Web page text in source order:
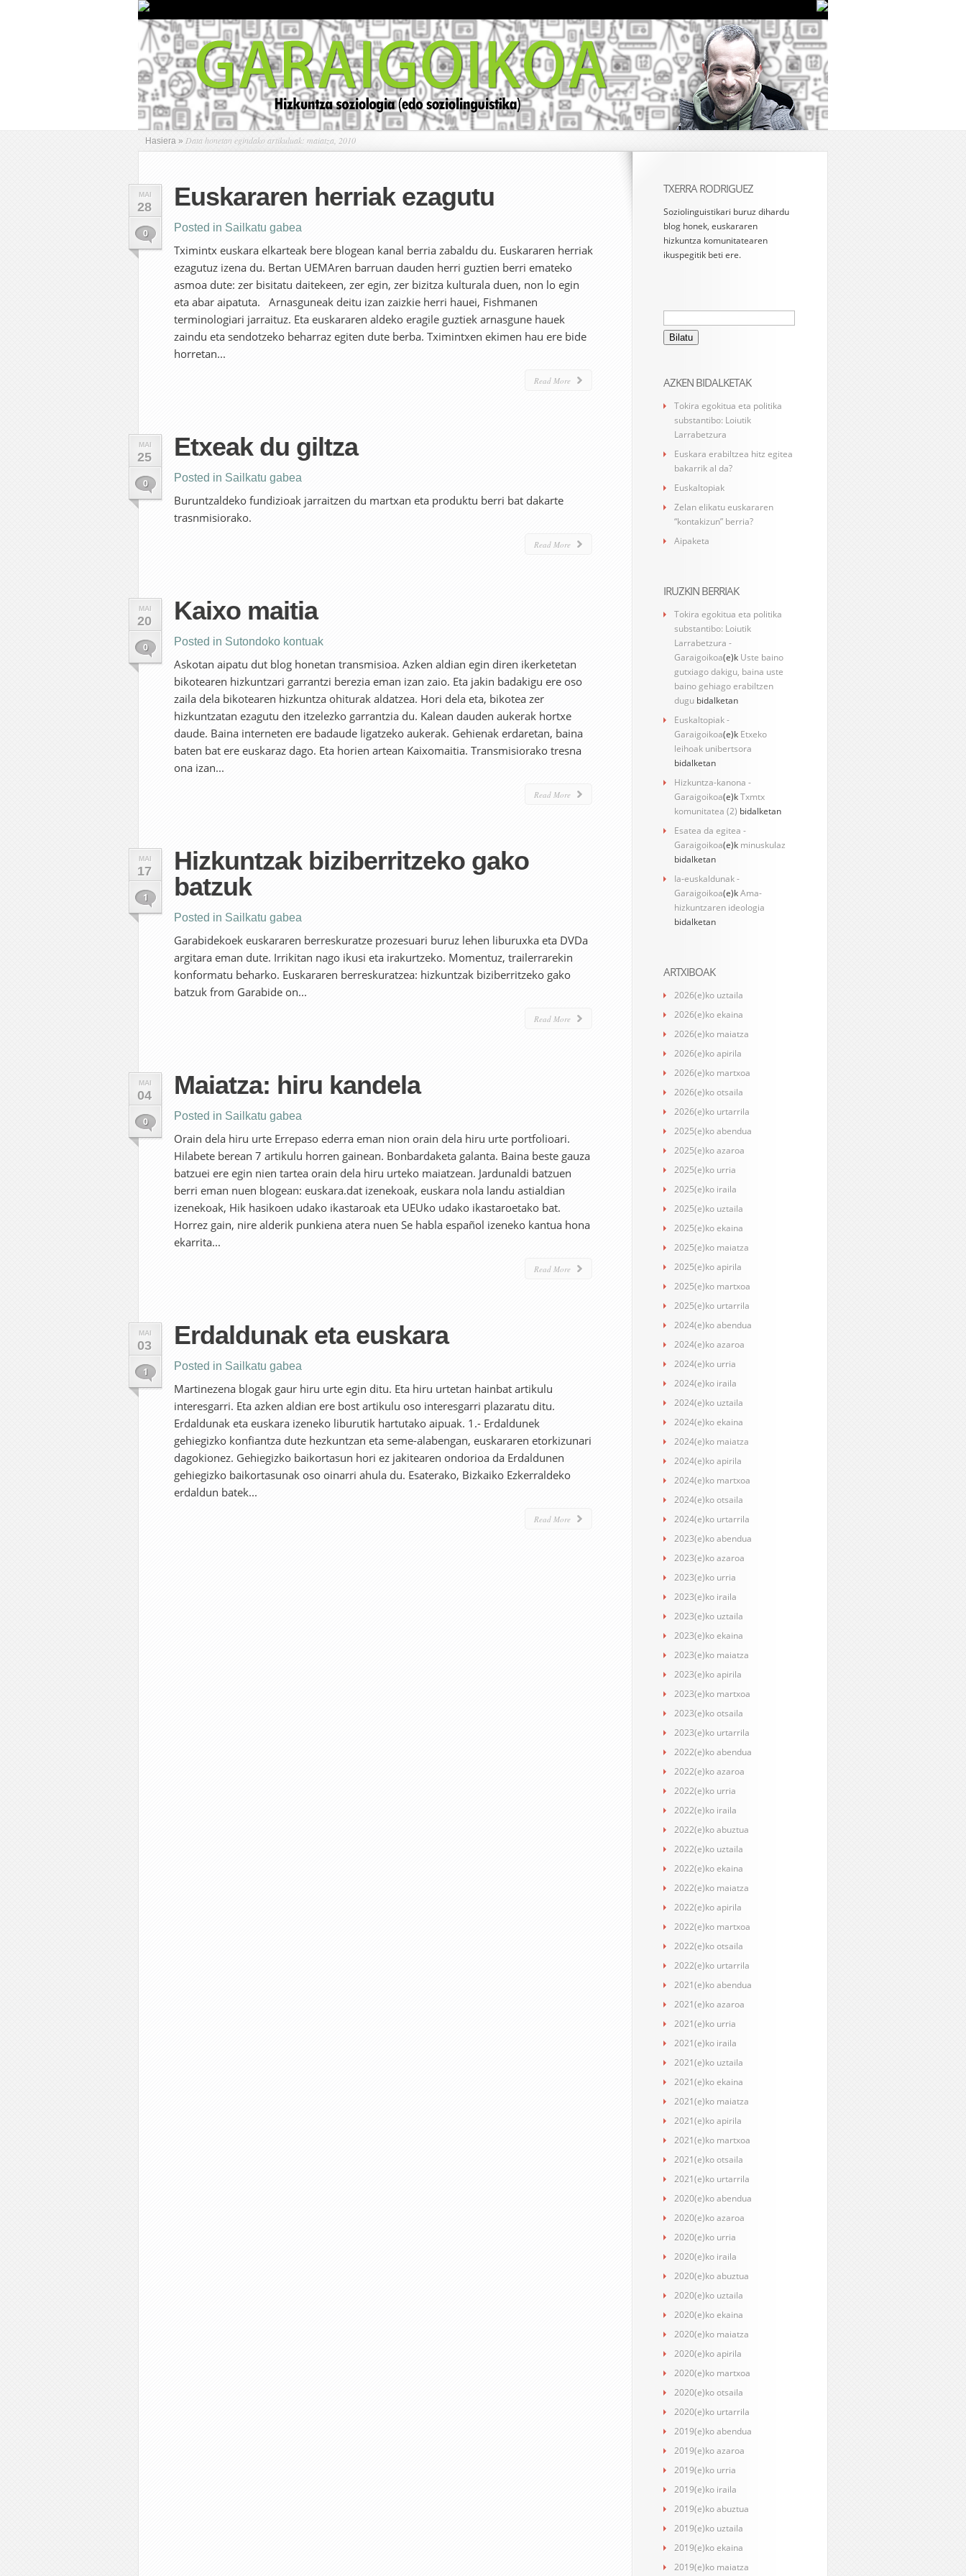
Hasiera » Data honetan egindako artikuluak: maiatza, 2010
MAI
28
0
Euskararen herriak ezagutu
Posted in Sailkatu gabea
Tximintx euskara elkarteak bere blogean kanal berria zabaldu du. Euskararen herriak
ezagutuz izena du. Bertan UEMAren barruan dauden herri guztien berri emateko
asmoa dute: zer bisitatu daitekeen, zer egin, zer bizitza kulturala duen, non lo egin
eta abar aipatuta. Arnasguneak deitu izan zaizkie herri hauei, Fishmanen
terminologiari jarraituz. Eta euskararen aldeko eragile guztiek arnasgune hauek
zaindu eta sendotzeko beharraz egiten dute berba. Tximintxen ekimen hau ere bide
horretan...
Read More
MAI
25
0
Etxeak du giltza
Posted in Sailkatu gabea
Buruntzaldeko fundizioak jarraitzen du martxan eta produktu berri bat dakarte
trasnmisiorako.
Read More
MAI
20
0
Kaixo maitia
Posted in Sutondoko kontuak
Askotan aipatu dut blog honetan transmisioa. Azken aldian egin diren ikerketetan
bikotearen hizkuntzari garrantzi berezia eman izan zaio. Eta jakin badakigu ere oso
zaila dela bikotearen hizkuntza ohiturak aldatzea. Hori dela eta, bikotea zer
hizkuntzatan ezagutu den itzelezko garrantzia du. Kalean dauden aukerak hortxe
daude. Baina interneten ere badaude ligatzeko aukerak. Gehienak erdaretan, baina
baten bat ere euskaraz dago. Eta horien artean Kaixomaitia. Transmisiorako tresna
ona izan...
Read More
MAI
17
1
Hizkuntzak biziberritzeko gako
batzuk
Posted in Sailkatu gabea
Garabidekoek euskararen berreskuratze prozesuari buruz lehen liburuxka eta DVDa
argitara eman dute. Irrikitan nago ikusi eta irakurtzeko. Momentuz, trailerrarekin
konformatu beharko. Euskararen berreskuratzea: hizkuntzak biziberritzeko gako
batzuk from Garabide on...
Read More
MAI
04
0
Maiatza: hiru kandela
Posted in Sailkatu gabea
Orain dela hiru urte Errepaso ederra eman nion orain dela hiru urte portfolioari.
Hilabete berean 7 artikulu horren gainean. Bonbardaketa galanta. Baina beste gauza
batzuei ere egin nien tartea orain dela hiru urteko maiatzean. Jardunaldi batzuen
berri eman nuen blogean: euskara.dat izenekoak, euskara nola landu astialdian
izenekoak, Hik hasikoen udako ikastaroak eta UEUko udako ikastaroetako bat.
Horrez gain, nire alderik punkiena atera nuen Se habla español izeneko kantua hona
ekarrita...
Read More
MAI
03
1
Erdaldunak eta euskara
Posted in Sailkatu gabea
Martinezena blogak gaur hiru urte egin ditu. Eta hiru urtetan hainbat artikulu
interesgarri. Eta azken aldian ere bost artikulu oso interesgarri plazaratu ditu.
Erdaldunak eta euskara izeneko liburutik hartutako aipuak. 1.- Erdaldunek
gehiegizko konfiantza dute hezkuntzan eta seme-alabengan, euskararen etorkizunari
dagokionez. Gehiegizko baikortasun hori ez jakitearen ondorioa da Erdaldunen
gehiegizko baikortasunak oso oinarri ahula du. Esaterako, Bizkaiko Ezkerraldeko
erdaldun batek...
Read More
TXERRA RODRIGUEZ
Soziolinguistikari buruz dihardu
blog honek, euskararen
hizkuntza komunitatearen
ikuspegitik beti ere.
Bilatu:
AZKEN BIDALKETAK
Tokira egokitua eta politika
substantibo: Loiutik
Larrabetzura
Euskara erabiltzea hitz egitea
bakarrik al da?
Euskaltopiak
Zelan elikatu euskararen
“kontakizun” berria?
Aipaketa
IRUZKIN BERRIAK
Tokira egokitua eta politika
substantibo: Loiutik
Larrabetzura -
Garaigoikoa(e)k Uste baino
gutxiago dakigu, baina uste
baino gehiago erabiltzen
dugu bidalketan
Euskaltopiak -
Garaigoikoa(e)k Etxeko
leihoak unibertsora
bidalketan
Hizkuntza-kanona -
Garaigoikoa(e)kTxmtx
komunitatea (2) bidalketan
Esatea da egitea -
Garaigoikoa(e)k minuskulaz
bidalketan
Ia-euskaldunak -
Garaigoikoa(e)kAma-
hizkuntzaren ideologia
bidalketan
ARTXIBOAK
2026(e)ko uztaila
2026(e)ko ekaina
2026(e)ko maiatza
2026(e)ko apirila
2026(e)ko martxoa
2026(e)ko otsaila
2026(e)ko urtarrila
2025(e)ko abendua
2025(e)ko azaroa
2025(e)ko urria
2025(e)ko iraila
2025(e)ko uztaila
2025(e)ko ekaina
2025(e)ko maiatza
2025(e)ko apirila
2025(e)ko martxoa
2025(e)ko urtarrila
2024(e)ko abendua
2024(e)ko azaroa
2024(e)ko urria
2024(e)ko iraila
2024(e)ko uztaila
2024(e)ko ekaina
2024(e)ko maiatza
2024(e)ko apirila
2024(e)ko martxoa
2024(e)ko otsaila
2024(e)ko urtarrila
2023(e)ko abendua
2023(e)ko azaroa
2023(e)ko urria
2023(e)ko iraila
2023(e)ko uztaila
2023(e)ko ekaina
2023(e)ko maiatza
2023(e)ko apirila
2023(e)ko martxoa
2023(e)ko otsaila
2023(e)ko urtarrila
2022(e)ko abendua
2022(e)ko azaroa
2022(e)ko urria
2022(e)ko iraila
2022(e)ko abuztua
2022(e)ko uztaila
2022(e)ko ekaina
2022(e)ko maiatza
2022(e)ko apirila
2022(e)ko martxoa
2022(e)ko otsaila
2022(e)ko urtarrila
2021(e)ko abendua
2021(e)ko azaroa
2021(e)ko urria
2021(e)ko iraila
2021(e)ko uztaila
2021(e)ko ekaina
2021(e)ko maiatza
2021(e)ko apirila
2021(e)ko martxoa
2021(e)ko otsaila
2021(e)ko urtarrila
2020(e)ko abendua
2020(e)ko azaroa
2020(e)ko urria
2020(e)ko iraila
2020(e)ko abuztua
2020(e)ko uztaila
2020(e)ko ekaina
2020(e)ko maiatza
2020(e)ko apirila
2020(e)ko martxoa
2020(e)ko otsaila
2020(e)ko urtarrila
2019(e)ko abendua
2019(e)ko azaroa
2019(e)ko urria
2019(e)ko iraila
2019(e)ko abuztua
2019(e)ko uztaila
2019(e)ko ekaina
2019(e)ko maiatza